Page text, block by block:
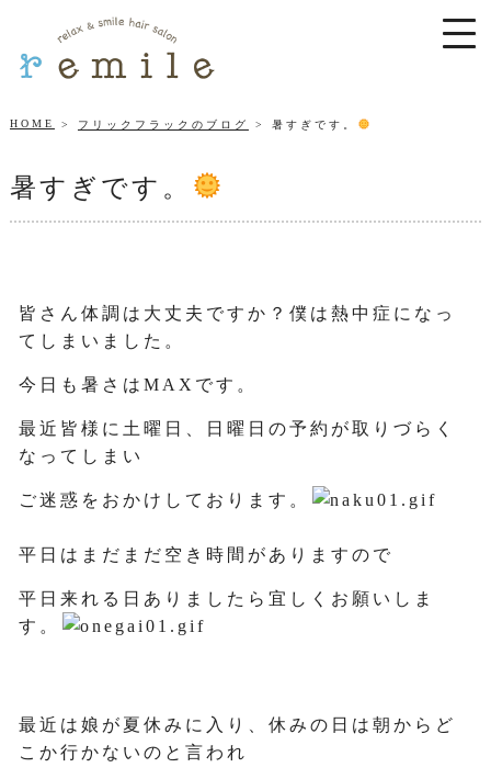
HOME フリックフラックのブログ 暑すぎです。
暑すぎです。
皆さん体調は大丈夫ですか？僕は熱中症になっ
てしまいました。
今日も暑さはMAXです。
最近皆様に土曜日、日曜日の予約が取りづらく
なってしまい
ご迷惑をおかけしております。
平日はまだまだ空き時間がありますので
平日来れる日ありましたら宜しくお願いしま
す。
最近は娘が夏休みに入り、休みの日は朝からど
こか行かないのと言われ